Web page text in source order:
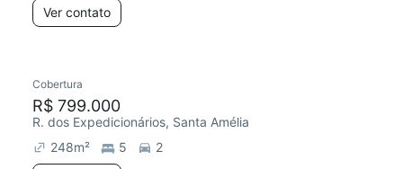
Ver contato
Cobertura
R$ 799.000
R. dos Expedicionários, Santa Amélia
248m² 5
2